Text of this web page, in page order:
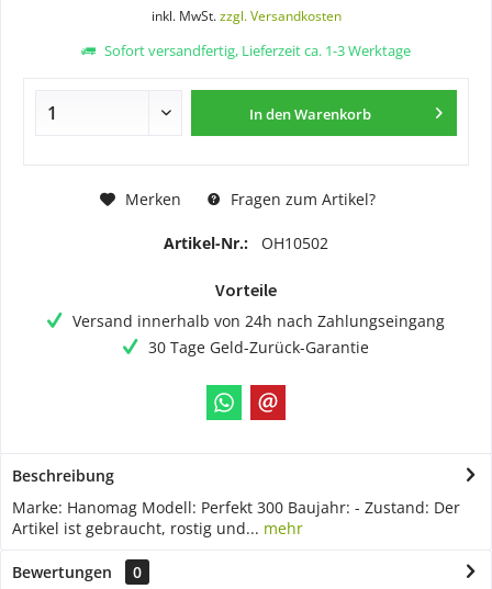
inkl. MwSt.zzgl. Versandkosten
Sofort versandfertig, Lieferzeit ca. 1-3 Werktage
In denWarenkorb
Merken Fragen zum Artikel?
Artikel-Nr.: OH10502
Vorteile
Versand innerhalb von 24h nach Zahlungseingang
30 Tage Geld-Zurück-Garantie
Beschreibung
Marke: Hanomag Modell: Perfekt 300 Baujahr: - Zustand: Der
Artikel ist gebraucht, rostig und... mehr
Bewertungen
0